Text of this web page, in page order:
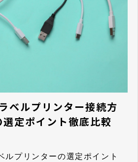
ベルプリンター接続方
定ポイント徹底比較
ルプリンターの選定ポイント